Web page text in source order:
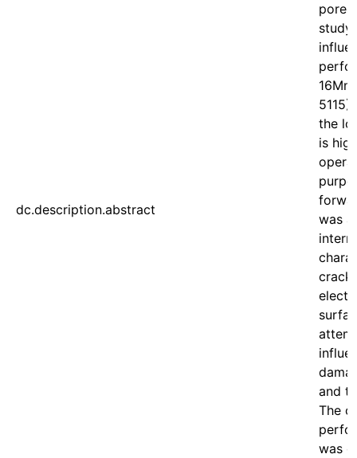
dc.description.abstract
study
the
is
was
crack
and
The
was